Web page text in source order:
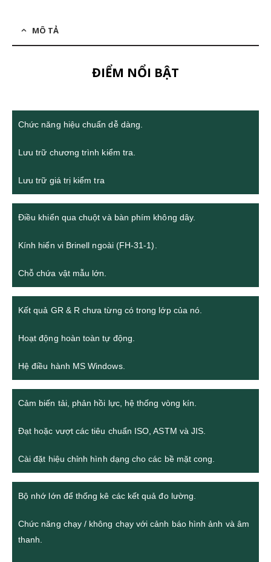
MÔ TẢ
ĐIỂM NỔI BẬT
Chức năng hiệu chuẩn dễ dàng.
Lưu trữ chương trình kiểm tra.
Lưu trữ giá trị kiểm tra
Điều khiển qua chuột và bàn phím không dây.
Kính hiển vi Brinell ngoài (FH-31-1).
Chỗ chứa vật mẫu lớn.
Kết quả GR & R chưa từng có trong lớp của nó.
Hoạt động hoàn toàn tự động.
Hệ điều hành MS Windows.
Cảm biến tải, phản hồi lực, hệ thống vòng kín.
Đạt hoặc vượt các tiêu chuẩn ISO, ASTM và JIS.
Cài đặt hiệu chỉnh hình dạng cho các bề mặt cong.
Bộ nhớ lớn để thống kê các kết quả đo lường.
Chức năng chạy / không chạy với cảnh báo hình ảnh và âm
thanh.